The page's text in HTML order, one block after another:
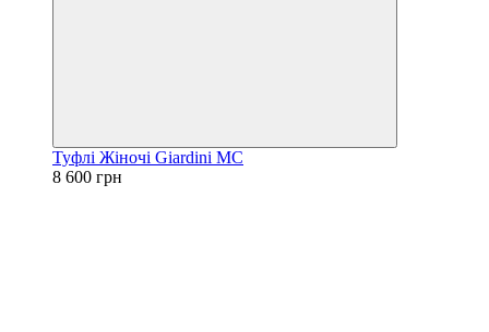
Туфлі Жіночі Giardini MC
8 600 грн